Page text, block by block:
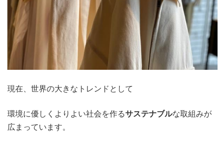
現在、世界の大きなトレンドとして
環境に優しくよりよい社会を作るサステナブルな取組みが
広まっています。